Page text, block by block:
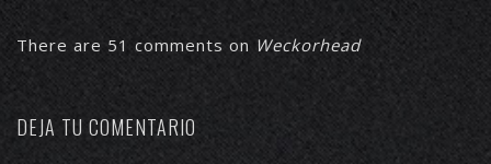
There are 51 comments on Weckorhead
DEJA TU COMENTARIO